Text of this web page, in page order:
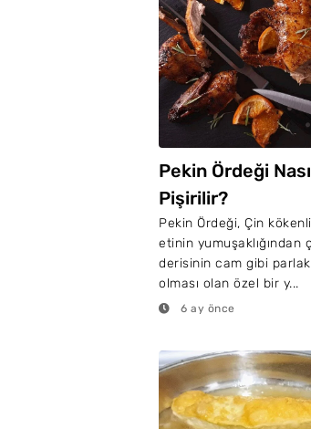
Pekin Ördeği
Pişirilir?
Pekin Ördeği, Çin
etinin yumuşaklığından
derisinin cam gibi parlak
olması olan özel bir y...
6 ay önce